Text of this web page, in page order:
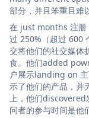
部分，并且笨重且难
在 just months 注册
过 250%（超过 600
交将他们的社交媒体
食。他们added
户展示landing on
示了他们的产品，并
上，他们discovered
问者的参与时间是他